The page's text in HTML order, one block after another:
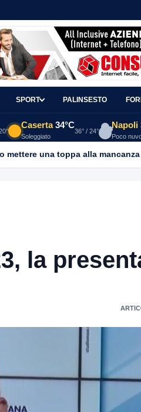
SPORT PALINSESTO
Caserta 34°C
Soleggiato
36° / 24°
Napoli
Poco
mettere una toppa alla
la